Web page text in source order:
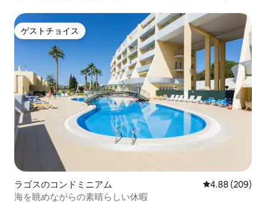
ゲストチョイス
ゲストチョイス
ラゴスのコンドミニアム レビュー209
4.88 (209)
海を眺めながらの素晴らしい休暇